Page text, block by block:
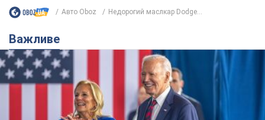
Авто Oboz Недорогий маслкар Dodge...
Важливе